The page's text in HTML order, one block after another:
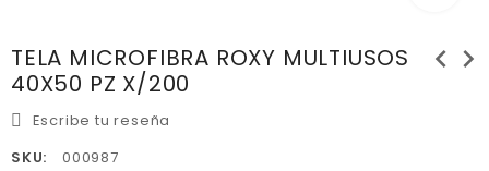
TELA MICROFIBRA ROXY MULTIUSOS
40X50 PZ X/200
chevron_left chevron_right
Escribe tu reseña
SKU:
000987